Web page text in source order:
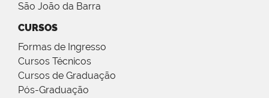
São João da Barra
CURSOS
Formas de Ingresso
Cursos Técnicos
Cursos de Graduação
Pós-Graduação